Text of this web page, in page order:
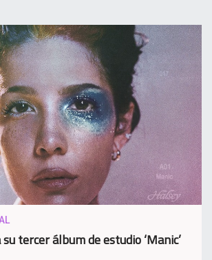
tercer álbum de estudio ‘Manic’